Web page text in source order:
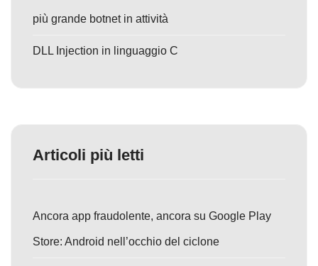
più grande botnet in attività
DLL Injection in linguaggio C
Articoli più letti
Ancora app fraudolente, ancora su Google Play
Store: Android nell’occhio del ciclone